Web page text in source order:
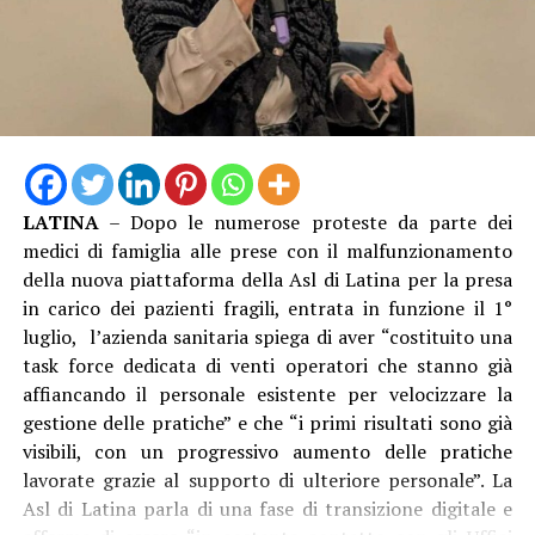
avvenga senza criticità per il personale e per il servizio
reso alla sanità pubblica”.
noi la struttura, la soddisfazione del professor
Lubranoprimario del reparto di Pediatria e
Neonatologia
Audio
Player
00:00 00:00
LATINA– Dopo le numerose proteste da parte dei
medici di famiglia alle prese con il malfunzionamento
della nuova piattaforma della Asl di Latina per la presa
in carico dei pazienti fragili, entrata in funzione il 1°
luglio, l’azienda sanitaria spiega di aver “costituito una
task force dedicata di venti operatori che stanno già
affiancando il personale esistente per velocizzare la
gestione delle pratiche” e che “i primi risultati sono già
visibili, con un progressivo aumento delle pratiche
lavorate grazie al supporto di ulteriore personale”. La
Asl di Latina parla di una fase di transizione digitale e